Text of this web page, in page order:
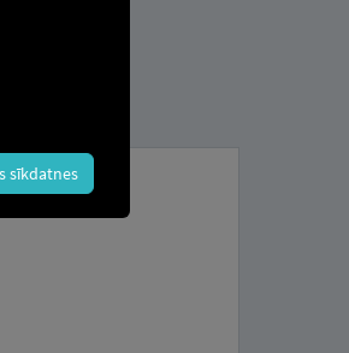
sīkdatnes